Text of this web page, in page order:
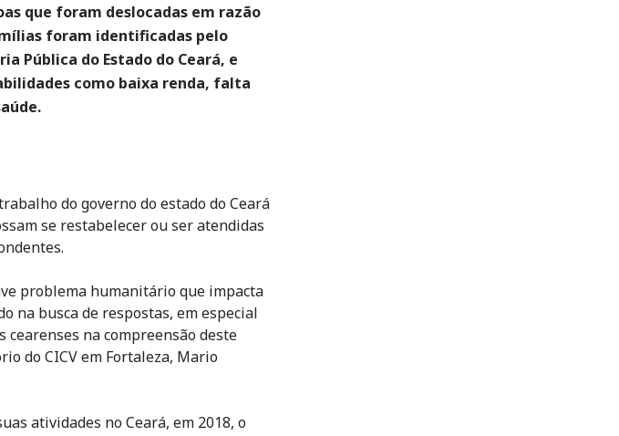
que foram deslocadas em razão
foram identificadas pelo
Pública do Estado do Ceará, e
como baixa renda, falta
do governo do estado do Ceará
se restabelecer ou ser atendidas
problema humanitário que impacta
na busca de respostas, em especial
na compreensão deste
do CICV em Fortaleza, Mario
atividades no Ceará, em 2018, o